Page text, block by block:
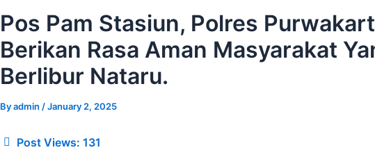
Pos Pam Stasiun, Polres
Berikan Rasa Aman Masyarakat
Berlibur Nataru.
Byadmin /January 2, 2025
Post Views: 131